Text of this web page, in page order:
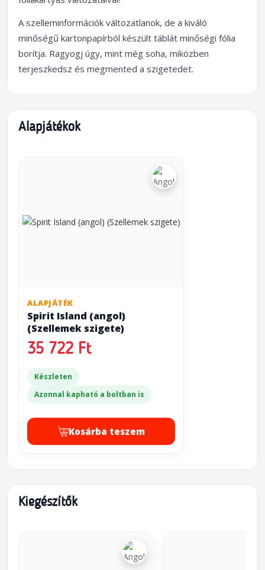
A szelleminformációk változatlanok, de a kiváló
minőségű kartonpapírból készült táblát minőségi fólia
borítja. Ragyogj úgy, mint még soha, miközben
terjeszkedsz és megmented a szigetedet.
Alapjátékok
ALAPJÁTÉK
Spirit Island (angol)
(Szellemek szigete)
35 722 Ft
Készleten
Azonnal kapható a boltban is
Kosárba teszem
Kiegészítők